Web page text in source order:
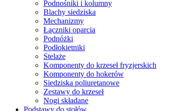
Podnośniki i kolumny
Blachy siedziska
Mechanizmy
Łączniki oparcia
Podnóżki
Podłokietniki
Stelaże
Komponenty do krzeseł fryzjerskich
Komponenty do hokerów
Siedziska poliuretanowe
Zestawy do krzeseł
Nogi składane
Podstawy do stołów